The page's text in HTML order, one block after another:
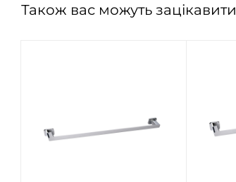
Також вас можуть зацікавити